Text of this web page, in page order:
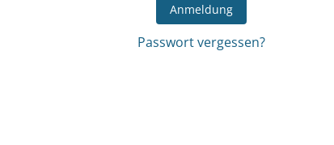
Passwort vergessen?